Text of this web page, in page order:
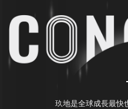
玖地是全球成長最快